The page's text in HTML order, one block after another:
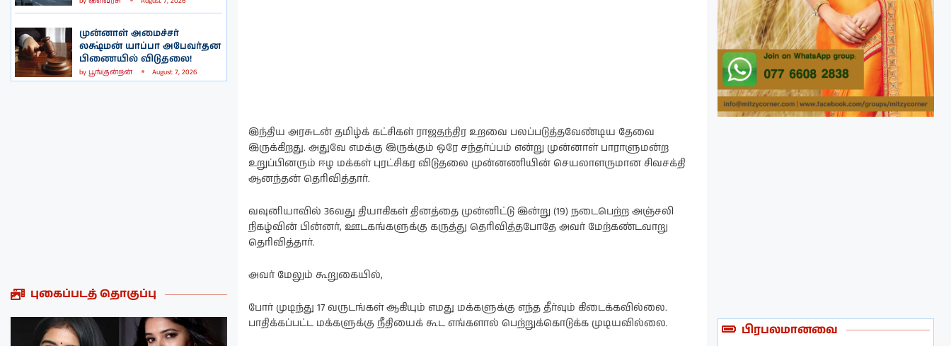
முன்னாள் அமைச்சர்
லக்ஷ்மன் யாப்பா அபேவர்தன
பிணையில் விடுதலை!
by பூங்குன்றன் August 7, 2026
புகைப்படத் தொகுப்பு
இந்திய அரசுடன் தமிழ்க் கட்சிகள் ராஜதந்திர உறவை பலப்படுத்தவேண்டிய தேவை
இருக்கிறது. அதுவே எமக்கு இருக்கும் ஒரே சந்தர்ப்பம் என்று முன்னாள் பாராளுமன்ற
உறுப்பினரும் ஈழ மக்கள் புரட்சிகர விடுதலை முன்னணியின் செயலாளருமான சிவசக்தி
ஆனந்தன் தெரிவித்தார்.
வவுனியாவில் 36வது தியாகிகள் தினத்தை முன்னிட்டு இன்று (19) நடைபெற்ற அஞ்சலி
நிகழ்வின் பின்னர், ஊடகங்களுக்கு கருத்து தெரிவித்தபோதே அவர் மேற்கண்டவாறு
தெரிவித்தார்.
அவர் மேலும் கூறுகையில்,
போர் முடிந்து 17 வருடங்கள் ஆகியும் எமது மக்களுக்கு எந்த தீர்வும் கிடைக்கவில்லை.
பாதிக்கப்பட்ட மக்களுக்கு நீதியைக் கூட எங்களால் பெற்றுக்கொடுக்க முடியவில்லை.
பிரபலமானவை